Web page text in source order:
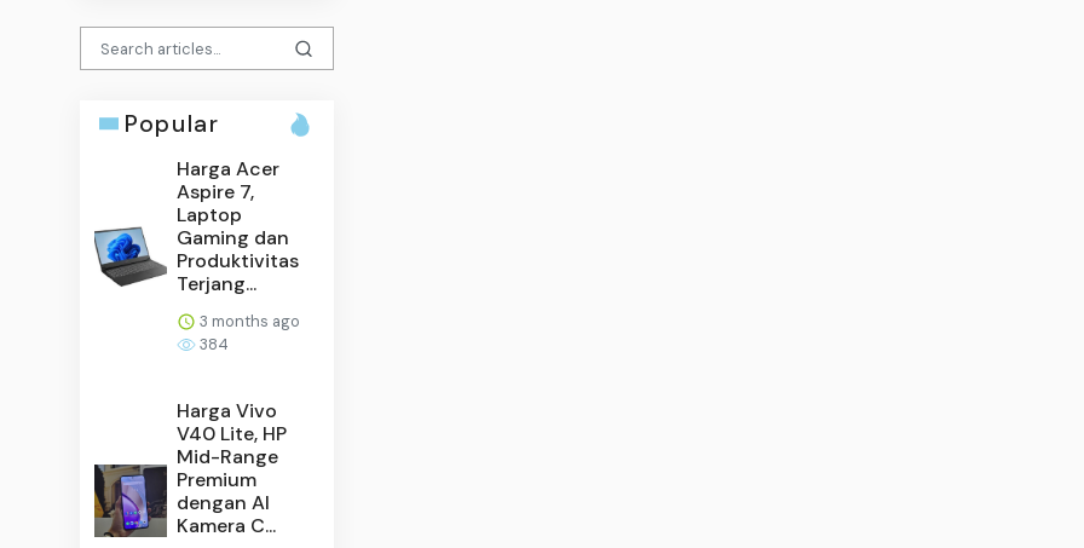
Popular
Harga Acer
Aspire 7,
Laptop
Gaming dan
Produktivitas
Terjang...
3 months ago
384
Harga Vivo
V40 Lite, HP
Mid-Range
Premium
dengan AI
Kamera C...